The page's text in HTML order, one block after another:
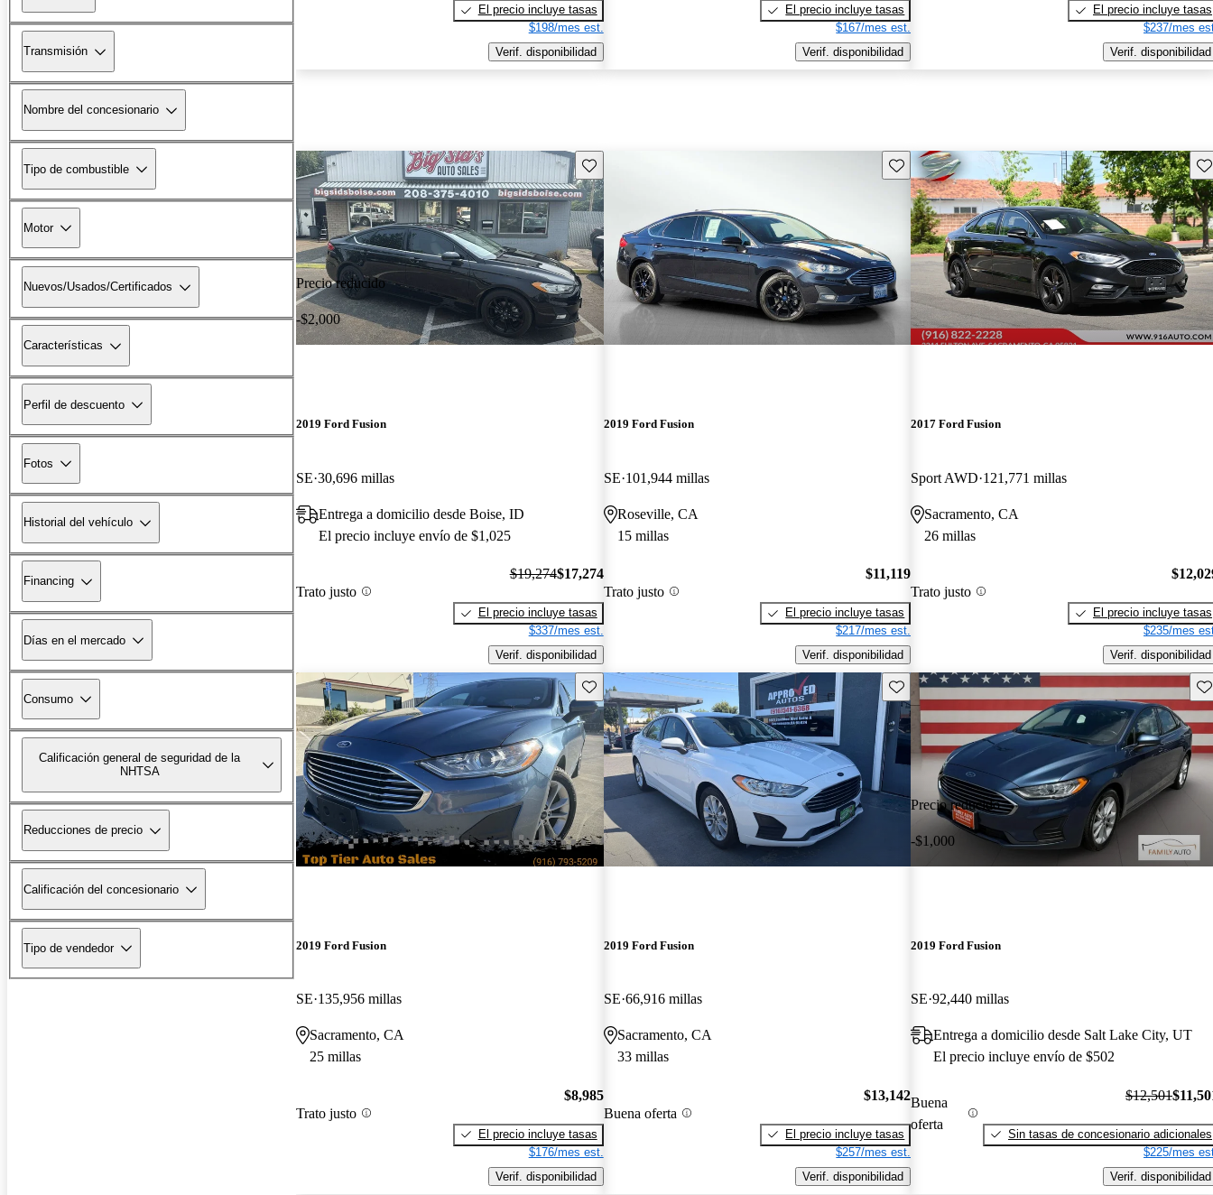
Transmisión
Nombre del concesionario
Tipo de combustible
Motor
Nuevos/Usados/Certificados
Características
Perfil de descuento
Fotos
Historial del vehículo
Financing
Días en el mercado
Consumo
Calificación general de seguridad de la
NHTSA
Reducciones de precio
Calificación del concesionario
Tipo de vendedor
El precio incluye tasas
$198/mes est.
Verif. disponibilidad
El precio incluye tasas
$167/mes est.
Verif. disponibilidad
El precio incluye tasas
$237/mes
Verif. disponibilidad
Precio reducido
-$2,000
Guarda este Aviso
2019 Ford Fusion
SE 30,696 millas
Entrega a domicilio desde Boise, ID
El precio incluye envío de $1,025
Trato justo
$19,274$17,274
El precio incluye tasas
$337/mes est.
Verif. disponibilidad
Guarda este Aviso
2019 Ford Fusion
SE 101,944 millas
Roseville, CA
15 millas
Trato justo
$11,119
El precio incluye tasas
$217/mes est.
Verif. disponibilidad
2017 Ford Fusion
Sport AWD 121,771 millas
Sacramento, CA
26 millas
Trato justo
El precio incluye tasas
$235/mes
Verif. disponibilidad
Guarda este Aviso
2019 Ford Fusion
SE 135,956 millas
Sacramento, CA
25 millas
Trato justo
$8,985
El precio incluye tasas
$176/mes est.
Verif. disponibilidad
Guarda este Aviso
2019 Ford Fusion
SE 66,916 millas
Sacramento, CA
33 millas
Buena oferta
$13,142
El precio incluye tasas
$257/mes est.
Verif. disponibilidad
Precio reducido
-$1,000
2019 Ford Fusion
SE 92,440 millas
Entrega a domicilio desde Salt Lake City, UT
El precio incluye envío de $502
Buena
oferta
$12,501
Sin tasas de concesionario adicionales
$225/mes
Verif. disponibilidad